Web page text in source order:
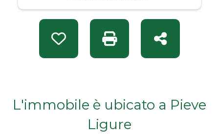
Preferiti: Rif. ZB Pieve Ligure
Stampa: Rif. ZB Pieve
Condividi
L'immobile è ubicato a Pieve
Ligure
Da € 100.000 a € 200.000
Da € 200.000 a € 400.000
Da € 600.000 a € 800.000